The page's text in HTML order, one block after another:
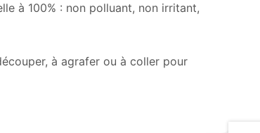
à 100% : non polluant, non irritant,
à agrafer ou à coller pour